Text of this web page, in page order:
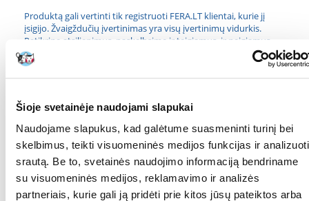
Šioje svetainėje naudojami slapukai
Naudojame slapukus, kad galėtume suasmeninti turinį bei
skelbimus, teikti visuomeninės medijos funkcijas ir analizuoti
srautą. Be to, svetainės naudojimo informaciją bendriname
su visuomeninės medijos, reklamavimo ir analizės
partneriais, kurie gali ją pridėti prie kitos jūsų pateiktos arba
Produktą gali vertinti tik registruoti FERA.LT klientai, kurie jį
įsigijo. Žvaigždučių įvertinimas yra visų įvertinimų vidurkis.
Patikrinę atsiliepimus, paskelbsime ir teigiamus, ir neigiamus
atsiliepimus.
Atsiliepimai
PARAŠYTI ATSILIEPIMĄ
2